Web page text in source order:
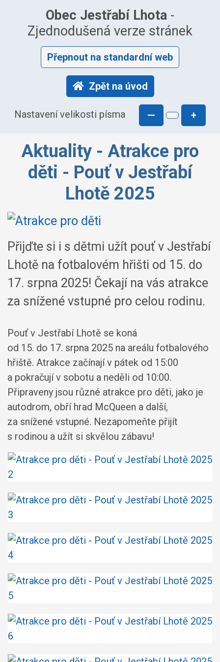
Obec Jestřabí Lhota -
Zjednodušená verze stránek
Přepnout na standardní web
Zpět na úvod
Nastavení velikosti písma — +
Aktuality - Atrakce pro
děti - Pouť v Jestřabí
Lhotě 2025
Přijďte si i s dětmi užít pouť v Jestřabí
Lhotě na fotbalovém hřišti od 15. do
17. srpna 2025! Čekají na vás atrakce
za snížené vstupné pro celou rodinu.
Pouť v Jestřabí Lhotě se koná
od 15. do 17. srpna 2025 na areálu fotbalového
hřiště. Atrakce začínají v pátek od 15:00
a pokračují v sobotu a neděli od 10:00.
Připraveny jsou různé atrakce pro děti, jako je
autodrom, obří hrad McQueen a další,
za snížené vstupné. Nezapomeňte přijít
s rodinou a užít si skvělou zábavu!